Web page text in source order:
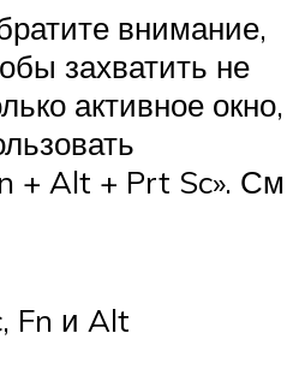
внимание,
захватить не
активное окно,
+ Alt + Prt Sc». См
Fn и Alt